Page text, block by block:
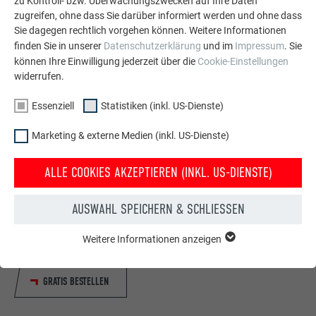
Kostenlos PREFA Prospekte bestellen
Hochwasserschutz – mit PREFA Produkten aus Aluminium
sieht Ihr Haus nicht nur gut aus, sondern ist auch bestens
GRATIS BESTELLEN
zugreifen, ohne dass Sie darüber informiert werden und ohne dass
Sie dagegen rechtlich vorgehen können. Weitere Informationen
finden Sie in unserer Datenschutzerklärung und im Impressum. Sie
können Ihre Einwilligung jederzeit über die Cookie-Einstellungen
widerrufen.
Essenziell Statistiken (inkl. US-Dienste)
Marketing & externe Medien (inkl. US-Dienste)
ALLE COOKIES AKZEPTIEREN (INKL. US-DIENSTE)
AUSWAHL SPEICHERN & SCHLIESSEN
dass die Website einwandfrei funktioniert.
Weitere Informationen anzeigen